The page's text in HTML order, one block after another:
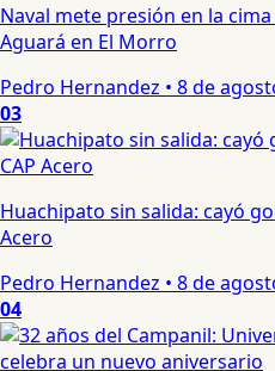
Naval mete presión en la
Aguará en El Morro
Pedro Hernandez • 8 de
03
Huachipato sin salida: cayó
Acero
Pedro Hernandez • 8 de
04